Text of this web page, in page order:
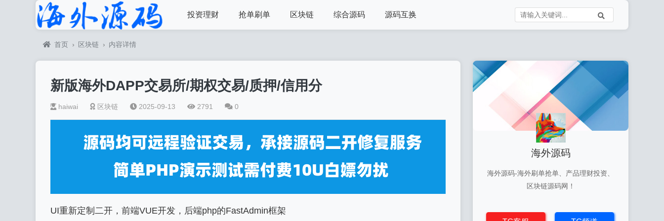
投资理财 抢单刷单 区块链 综合源码 源码互换
首页 › 区块链 › 内容详情
新版海外DAPP交易所/期权交易/质押/信用分
haiwai 区块链 2025-09-13 2791 0
UI重新定制二开，前端VUE开发，后端php的FastAdmin框架
海外源码
海外源码-海外刷单抢单、产品理财投资、
区块链源码网！